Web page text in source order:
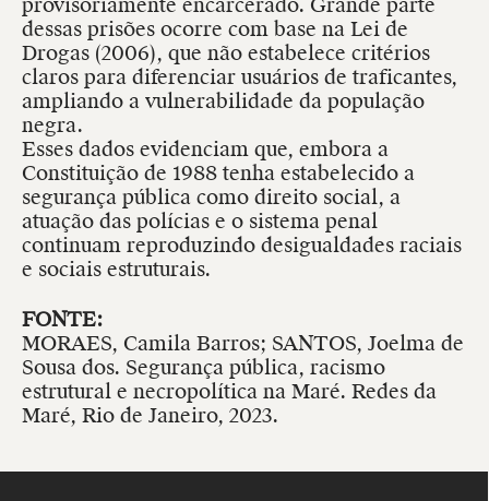
provisoriamente encarcerado. Grande parte
dessas prisões ocorre com base na Lei de
Drogas (2006), que não estabelece critérios
claros para diferenciar usuários de traficantes,
ampliando a vulnerabilidade da população
negra.
Esses dados evidenciam que, embora a
Constituição de 1988 tenha estabelecido a
segurança pública como direito social, a
atuação das polícias e o sistema penal
continuam reproduzindo desigualdades raciais
e sociais estruturais.
FONTE:
MORAES, Camila Barros; SANTOS, Joelma de
Sousa dos. Segurança pública, racismo
estrutural e necropolítica na Maré. Redes da
Maré, Rio de Janeiro, 2023.